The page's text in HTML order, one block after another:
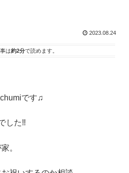
2023.08.24
は約2分で読めます。
です♫
した‼︎
。